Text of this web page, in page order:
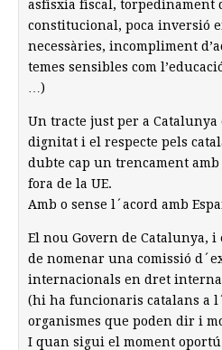
asfisxia fiscal, torpedinament
constitucional, poca inversió
necessàries, incompliment
temes sensibles com
…)
Un tracte just per a Catalunya
dignitat i el respecte pels
dubte cap un trencament
fora de la UE.
Amb o sense l´acord amb
El nou Govern de Catalunya,
de nomenar una comissió
internacionals en dret
(hi ha funcionaris catalans a
organismes que poden dir i
I quan sigui el moment